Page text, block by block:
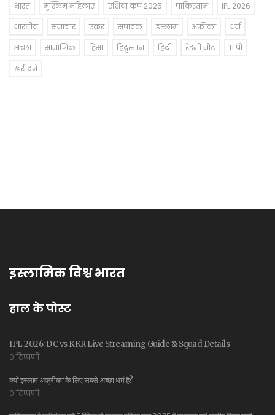
भारत मुस्लिम महिलाएं एशिया कप 2025 पाकिस्तान
IPL 2026
भारतीय
समाचार एंकर संपादक इस्लाम अफ्रीका
धर्म
अच्छा
सामाजिक हिंसा हिंदुस्तान हिंदी रेडमी नोट
11 प्रो
खरीदने
इस्लामिक विश्व भारत
हाल के पोस्ट
IPL 2026: DC vs KKR Live Streaming Guide & Squad Details
0 टिप्पणी
क्यों इस्लाम अफ्रीका के लिए सबसे अच्छा धर्म है?
0 टिप्पणी